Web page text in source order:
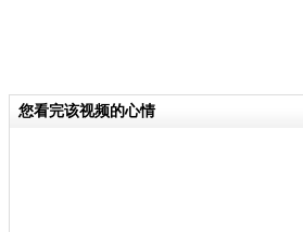
您看完该视频的心情